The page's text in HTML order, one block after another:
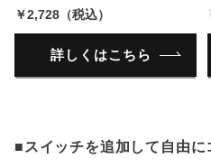
￥2,728（税込）
詳しくはこちら
■スイッチを追加して自由に